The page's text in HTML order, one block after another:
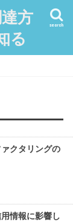
方
る
search
クタリングの
情報に影響し